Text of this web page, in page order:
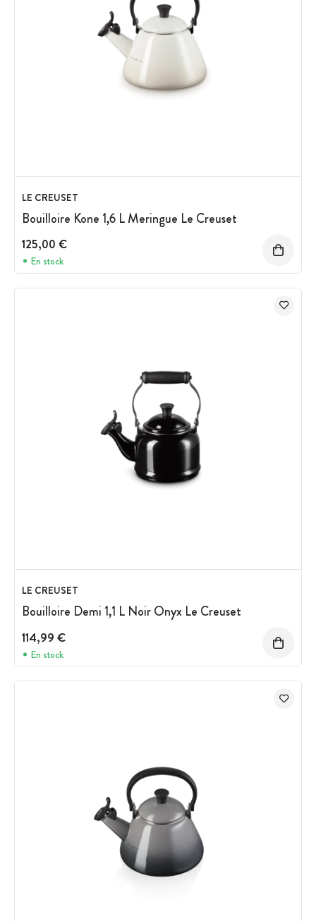
LE CREUSET
Bouilloire Kone 1,6 L Meringue Le Creuset
125,00 €
En stock
LE CREUSET
Bouilloire Demi 1,1 L Noir Onyx Le Creuset
114,99 €
En stock